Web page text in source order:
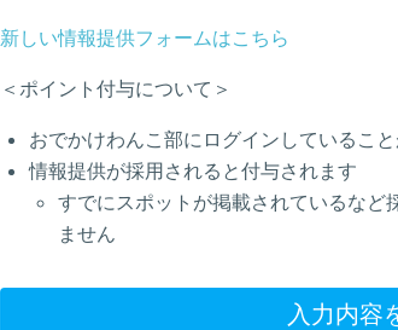
新しい情報提供フォームはこちら
＜ポイント付与について＞
おでかけわんこ部にログインしているこ
情報提供が採用されると付与されます
すでにスポットが掲載されているなど
ません
入力内容